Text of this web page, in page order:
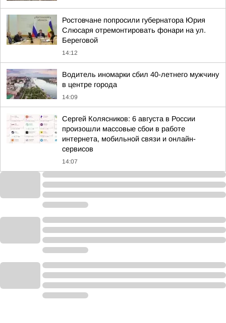
Ростовчане попросили губернатора Юрия
Слюсаря отремонтировать фонари на ул.
Береговой
14:12
Водитель иномарки сбил 40-летнего мужчину
в центре города
14:09
Сергей Колясников: 6 августа в России
произошли массовые сбои в работе
интернета, мобильной связи и онлайн-
сервисов
14:07